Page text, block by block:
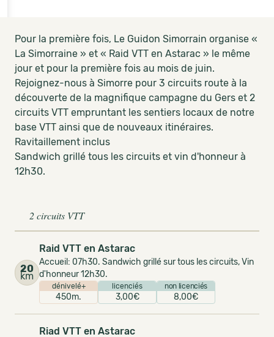
Pour la première fois, Le Guidon Simorrain organise «
La Simorraine » et « Raid VTT en Astarac » le même
jour et pour la première fois au mois de juin.
Rejoignez-nous à Simorre pour 3 circuits route à la
découverte de la magnifique campagne du Gers et 2
circuits VTT empruntant les sentiers locaux de notre
base VTT ainsi que de nouveaux itinéraires.
Ravitaillement inclus
Sandwich grillé tous les circuits et vin d'honneur à
12h30.
2 circuits VTT
20
km
Raid VTT en Astarac
Accueil: 07h30. Sandwich grillé sur tous les circuits, Vin
d'honneur 12h30.
dénivelé+
450m.
licenciés
3,00€
non licenciés
8,00€
Riad VTT en Astarac